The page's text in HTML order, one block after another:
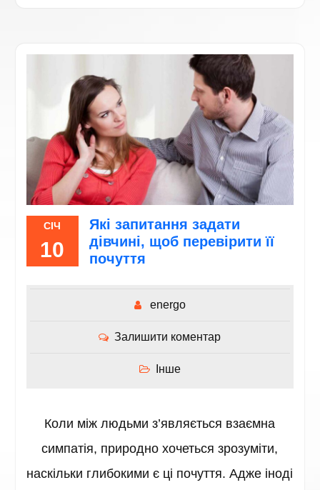
СІЧ
10
Які запитання задати
дівчині, щоб перевірити її
почуття
energo
Залишити коментар
Інше
Коли між людьми з’являється взаємна
симпатія, природно хочеться зрозуміти,
наскільки глибокими є ці почуття. Адже іноді